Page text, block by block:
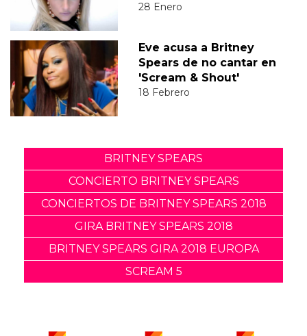
28 Enero
Eve acusa a Britney
Spears de no cantar en
'Scream & Shout'
18 Febrero
BRITNEY SPEARS
CONCIERTO BRITNEY SPEARS
CONCIERTOS DE BRITNEY SPEARS 2018
GIRA BRITNEY SPEARS 2018
BRITNEY SPEARS GIRA 2018 EUROPA
SCREAM 5